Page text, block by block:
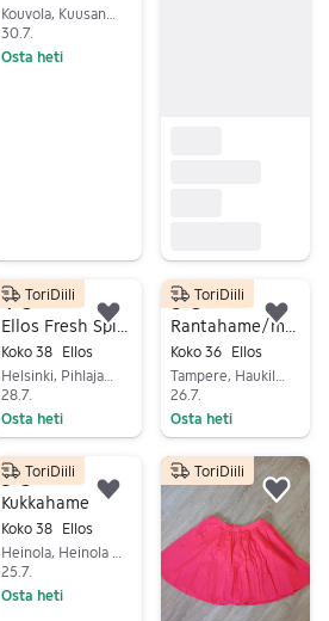
30.7.
Osta heti
4 €
Koko 38
Ellos
28.7.
Osta heti
ToriDiili
Lisää suosikiksi.
8 €
Koko 36
Ellos
26.7.
Osta heti
ToriDiili
3 €
Kukkahame
Koko 38
Ellos
25.7.
Osta heti
ToriDiili
Lisää suosikiksi.
ToriDiili